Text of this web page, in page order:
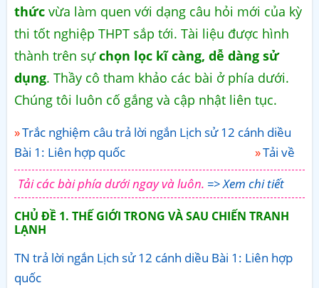
thức vừa làm quen với dạng câu hỏi mới của kỳ
thi tốt nghiệp THPT sắp tới. Tài liệu được hình
thành trên sựchọn lọc kĩ càng, dễ dàng sử
dụng. Thầy cô tham khảo các bài ở phía dưới.
Chúng tôi luôn cố gắng và cập nhật liên tục.
Trắc nghiệm câu trả lời ngắn Lịch sử 12 cánh diều
Bài 1: Liên hợp quốc
Tải về
Tải các bài phía dưới ngay và luôn. => Xem chi tiết
CHỦ ĐỀ 1. THẾ GIỚI TRONG VÀ SAU CHIẾN TRANH
LẠNH
TN trả lời ngắn Lịch sử 12 cánh diều Bài 1: Liên hợp
quốc